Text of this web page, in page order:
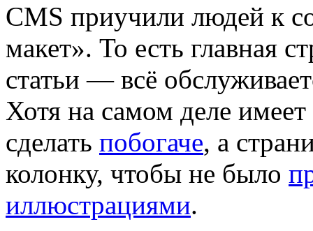
CMS приучили людей к
макет». То есть главная
статьи — всё
Хотя на самом деле
сделать побогаче, а
колонку, чтобы не было
иллюстрациями.